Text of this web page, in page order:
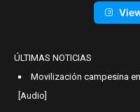
ÚLTIMAS NOTICIAS
Movilización campesina
[Audio]